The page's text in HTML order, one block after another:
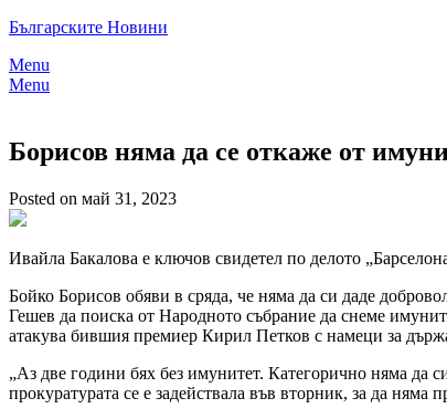
Skip
content
Българските Новини
Menu
Menu
Борисов няма да се откаже от
Posted on май 31, 2023
Ивайла Бакалова е ключов свидетел по делото
Бойко Борисов обяви в сряда, че няма да си даде
Гешев да поиска от Народното събрание да снеме
атакува бившия премиер Кирил Петков с намеци за
„Аз две години бях без имунитет. Категорично няма да
прокуратурата се е задействала във вторник, за да няма